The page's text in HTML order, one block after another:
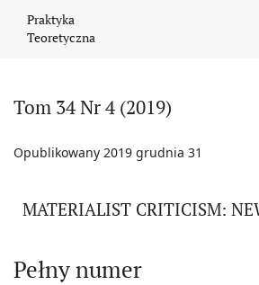
Praktyka
Teoretyczna
Tom 34 Nr 4 (2019)
Opublikowany 2019 grudnia 31
MATERIALIST CRITICISM:
Pełny numer